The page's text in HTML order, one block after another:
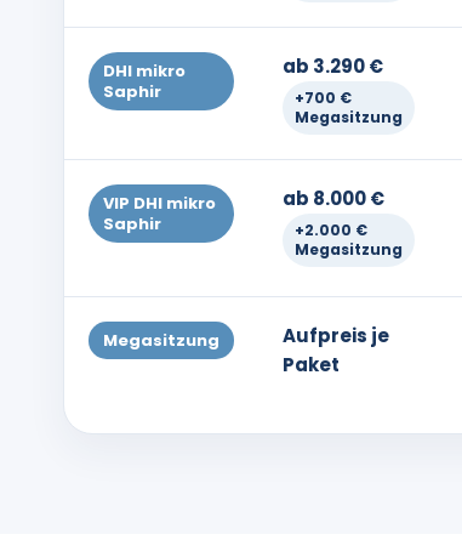
DHI mikro
Saphir
ab 3.290 €
+700 €
Megasitzung
VIP DHI mikro
Saphir
ab 8.000 €
+2.000 €
Megasitzung
Megasitzung
Aufpreis je
Paket